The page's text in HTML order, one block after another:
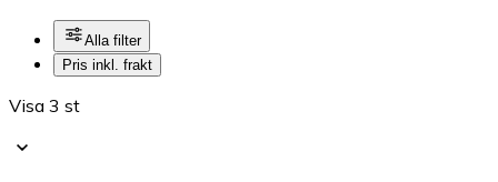
Alla filter
Pris inkl. frakt
Visa 3 st